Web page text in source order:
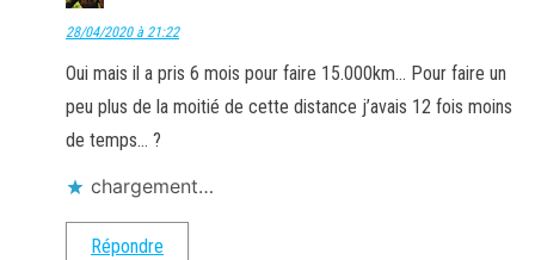
28/04/2020 à 21:22
Oui mais il a pris 6 mois pour faire 15.000km… Pour faire un
peu plus de la moitié de cette distance j’avais 12 fois moins
de temps… ?
chargement…
Répondre